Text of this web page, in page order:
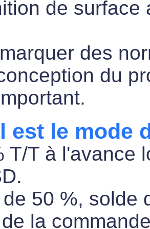
de
des
du
est le mode
T/T à l'avance
50 %, solde
la